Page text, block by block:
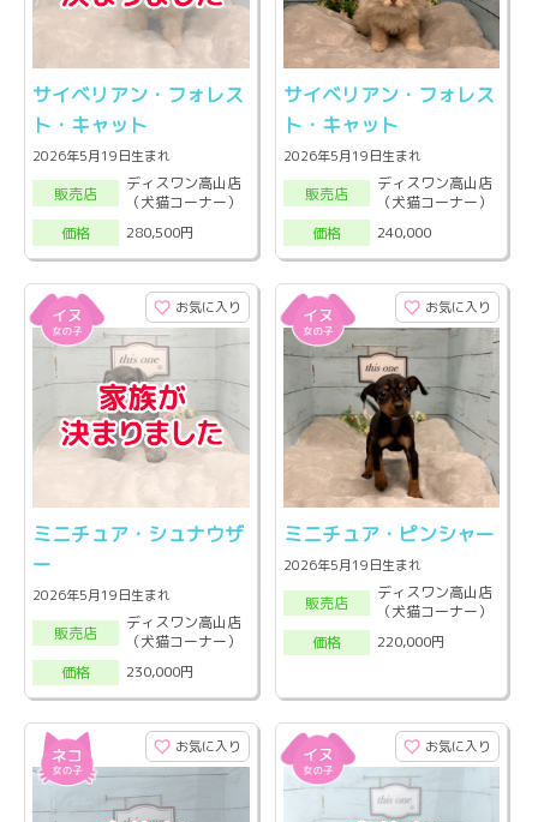
サイベリアン・フォレス
ト・キャット
2026年5月19日生まれ
販売店
ディスワン高山店
（犬猫コーナー）
価格
280,500円
サイベリアン・フォレス
ト・キャット
2026年5月19日生まれ
販売店
ディスワン高山店
（犬猫コーナー）
価格
240,000
お気に入り
ミニチュア・シュナウザ
ー
2026年5月19日生まれ
販売店
ディスワン高山店
（犬猫コーナー）
価格
230,000円
お気に入り
ミニチュア・ピンシャー
2026年5月19日生まれ
販売店
ディスワン高山店
（犬猫コーナー）
価格
220,000円
お気に入り お気に入り